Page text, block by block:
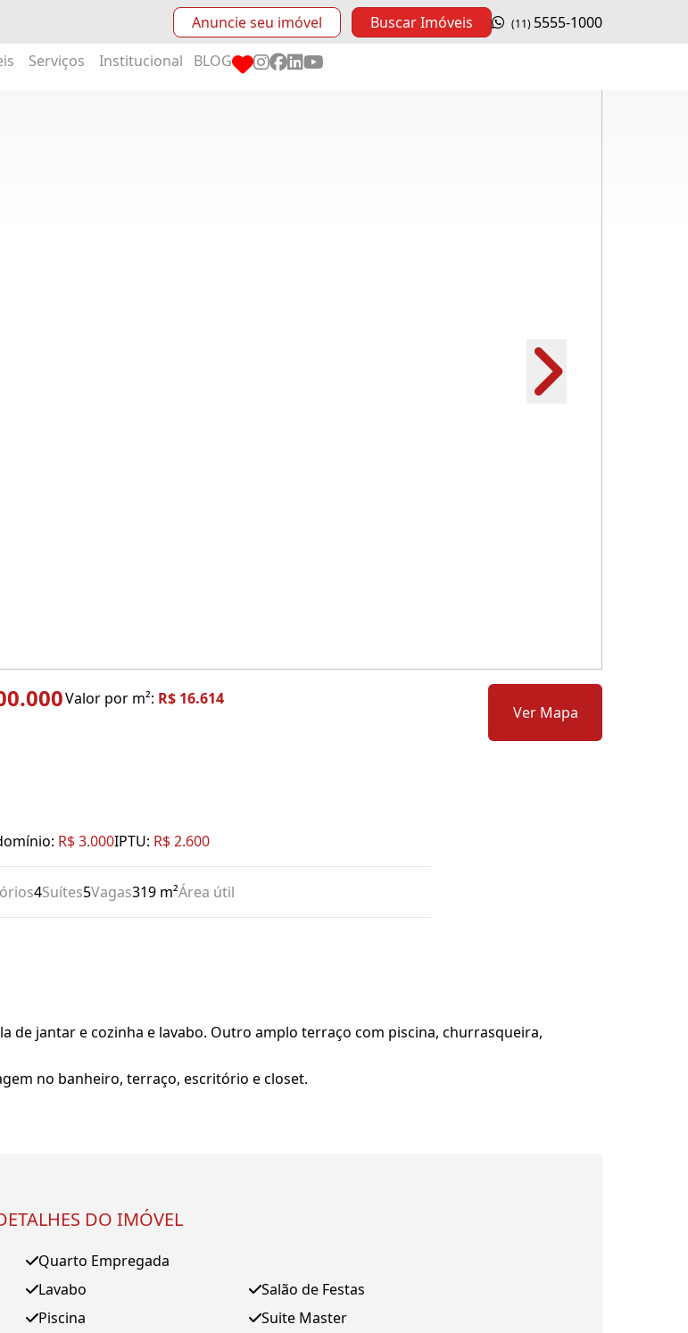
Anuncie seu imóvel Buscar Imóveis (11) 5555-1000
Serviços Institucional BLOG
Valor por m²: R$ 16.614
Ver Mapa
R$ 3.000IPTU: R$ 2.600
4Suítes5Vagas319 m²Área útil
de jantar e cozinha e lavabo. Outro amplo terraço com piscina, churrasqueira,
no banheiro, terraço, escritório e closet.
DO IMÓVEL
Quarto Empregada
Lavabo
Piscina
Salão de Festas
Suite Master